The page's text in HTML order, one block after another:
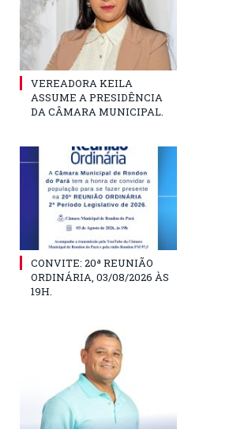
VEREADORA KEILA
ASSUME A PRESIDÊNCIA
DA CÂMARA MUNICIPAL.
CONVITE: 20ª REUNIÃO
ORDINÁRIA, 03/08/2026 ÀS
19H.